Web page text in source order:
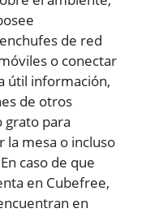
de red
o conectar
útil información,
de otros
grato para
la mesa o incluso
caso de que
en Cubefree,
en